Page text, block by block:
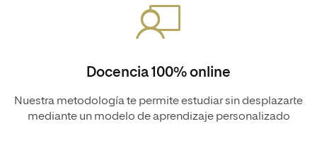
Docencia 100% online
Nuestra metodología te permite estudiar sin desplazarte
mediante un modelo de aprendizaje personalizado